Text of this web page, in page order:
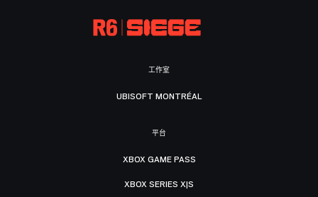
工作室
UBISOFT MONTRÉAL
平台
XBOX GAME PASS
XBOX SERIES X|S